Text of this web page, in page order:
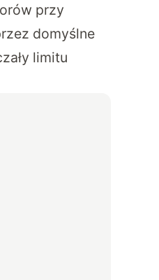
przy
domyślne
limitu